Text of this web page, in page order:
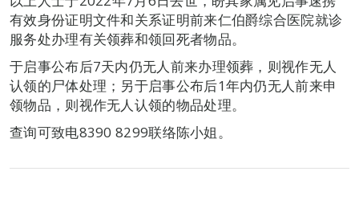
有效身份证明文件和关系证明前来仁伯爵综合医院就诊
服务处办理有关领葬和领回死者物品。
于启事公布后7天内仍无人前来办理领葬，则视作无人
认领的尸体处理；另于启事公布后1年内仍无人前来申
领物品，则视作无人认领的物品处理。
查询可致电8390 8299联络陈小姐。